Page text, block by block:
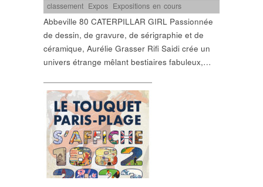
classement Expos Expositions en cours
Abbeville 80 CATERPILLAR GIRL Passionnée
de dessin, de gravure, de sérigraphie et de
céramique, Aurélie Grasser Rifi Saidi crée un
univers étrange mêlant bestiaires fabuleux,…